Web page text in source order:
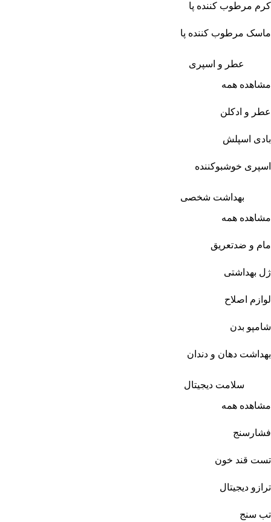
کرم مرطوب کننده پا
ماسک مرطوب کننده پا
عطر و اسپری
مشاهده همه
عطر و ادکلن
بادی اسپلش
اسپری خوشبوکننده
بهداشت شخصی
مشاهده همه
مام و ضدتعریق
ژل بهداشتی
لوازم اصلاح
شامپو بدن
بهداشت دهان و دندان
سلامت دیجیتال
مشاهده همه
فشارسنج
تست قند خون
ترازو دیجیتال
تب سنج